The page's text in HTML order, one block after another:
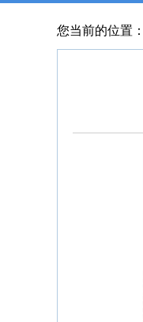
您当前的位置：